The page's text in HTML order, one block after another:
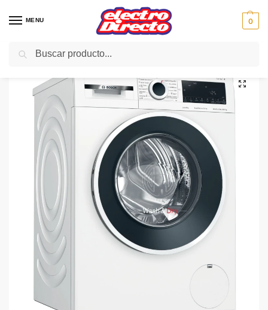
MENU 0
Inicio Gama blanca Lavadoras